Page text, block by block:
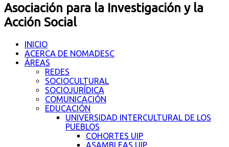
Asociación para la Investigación y la
Acción Social
INICIO
ACERCA DE NOMADESC
ÁREAS
REDES
SOCIOCULTURAL
SOCIOJURÍDICA
COMUNICACIÓN
EDUCACIÓN
UNIVERSIDAD INTERCULTURAL DE LOS
PUEBLOS
COHORTES UIP
ASAMBLEAS UIP